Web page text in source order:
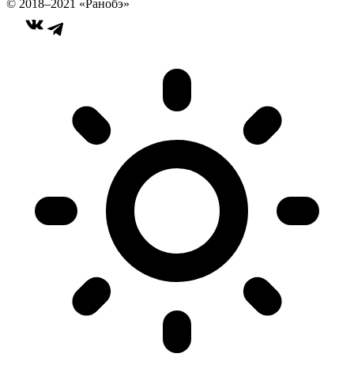
© 2018–2021 «Ранобэ»